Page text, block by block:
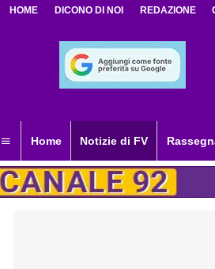
HOME DICONO DI NOI REDAZIONE
Home Notizie di FV